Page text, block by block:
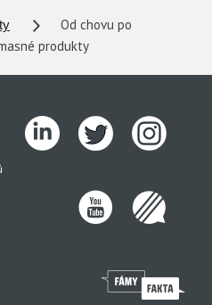
Od chovu po
produkty